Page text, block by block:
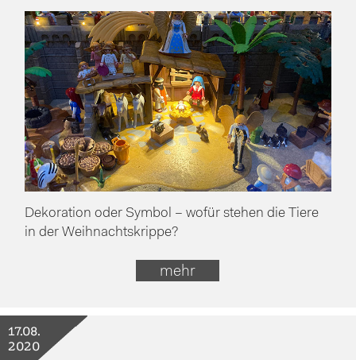
Dekoration oder Symbol – wofür stehen die Tiere
in der Weihnachtskrippe?
mehr
17.08.
2020